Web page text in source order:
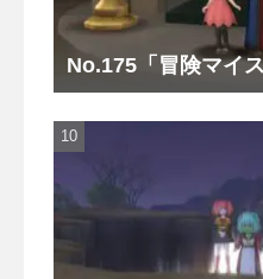
No.175「冒険マイ